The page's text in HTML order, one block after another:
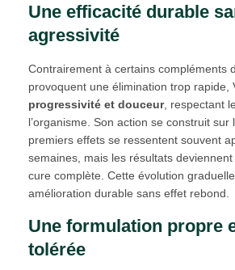
Une efficacité durable
agressivité
Contrairement à certains compléments
provoquent une élimination trop rapide,
progressivité et douceur, respectant
l’organisme. Son action se construit sur
premiers effets se ressentent souvent
semaines, mais les résultats
cure complète. Cette évolution
amélioration durable sans effet rebond.
Une formulation propre
tolérée